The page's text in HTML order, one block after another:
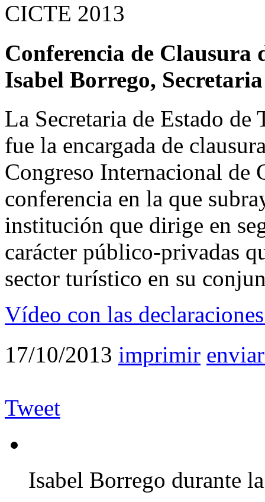
CICTE 2013
Conferencia de Clausura
Isabel Borrego,
La Secretaria de Estado
fue la encargada de
Congreso Internacional de
conferencia en la que
institución que dirige en
carácter público-privadas
sector turístico en su
Vídeo con las
17/10/2013 imprimir
Tweet
Isabel Borrego durante